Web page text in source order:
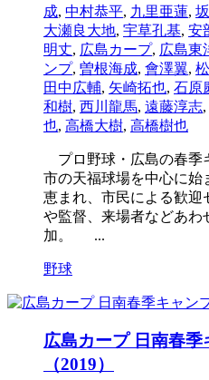
成, 中村恭平, 九里亜蓮,
大瀬良大地, 宇草孔基, 安
明丈, 広島カープ, 広島東
ンプ, 曽根海成, 會澤翼,
田中広輔, 矢崎拓也, 石原
和樹, 西川龍馬, 遠藤淳志,
也, 高橋大樹, 高橋樹也
プロ野球・広島の春季
市の天福球場を中心に
恵まれ、市民による歓迎
や監督、来場者などあわ
加。 ...
野球
広島カープ 日南春
（2019）